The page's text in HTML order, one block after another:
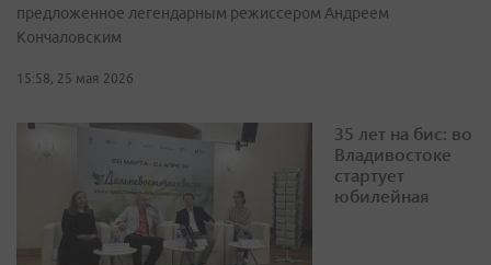
предложенное легендарным режиссером Андреем
Кончаловским
15:58, 25 мая 2026
35 лет на бис: во
Владивостоке
стартует
юбилейная